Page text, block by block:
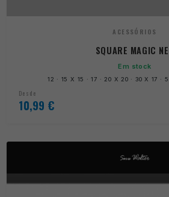
ACESSÓRIOS
SQUARE MAGIC
Em stock
12 · 15 X 15 · 17 · 20 X 20 · 30 X 17 ·
Desde
10,99 €